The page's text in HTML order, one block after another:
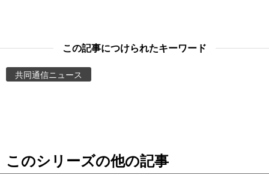
東京
この記事につけられたキーワード
共同通信ニュース
このシリーズの他の記事